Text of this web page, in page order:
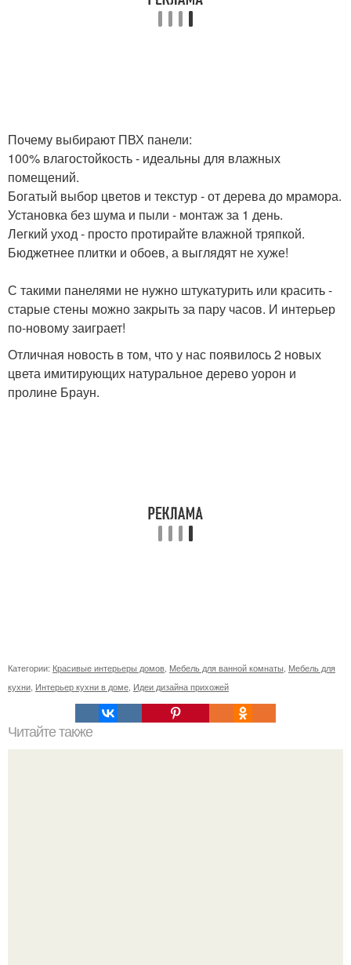
Почему выбирают ПВХ панели:
100% влагостойкость - идеальны для влажных
помещений.
Богатый выбор цветов и текстур - от дерева до мрамора.
Установка без шума и пыли - монтаж за 1 день.
Легкий уход - просто протирайте влажной тряпкой.
Бюджетнее плитки и обоев, а выглядят не хуже!
С такими панелями не нужно штукатурить или красить -
старые стены можно закрыть за пару часов. И интерьер
по-новому заиграет!
Отличная новость в том, что у нас появилось 2 новых
цвета имитирующих натуральное дерево уорон и
пролине Браун.
Категории: Красивые интерьеры домов Мебель для ванной комнаты Мебель для
кухни Интерьер кухни в доме Идеи дизайна прихожей
Читайте также